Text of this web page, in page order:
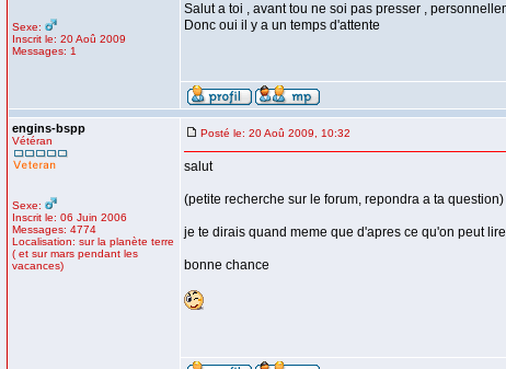
Sexe:
Inscrit le: 20 Aoû 2009
Messages: 1
Salut a toi , avant tou ne soi pas presser ,
Donc oui il y a un temps d'attente
engins-bspp
Vétéran
Sexe:
Inscrit le: 06 Juin 2006
Messages: 4774
Localisation: sur la planète terre
( et sur mars pendant les
vacances)
Posté le: 20 Aoû 2009, 10:32
salut
(petite recherche sur le forum, repondra a ta question)
je te dirais quand meme que d'apres ce qu'on peut
bonne chance